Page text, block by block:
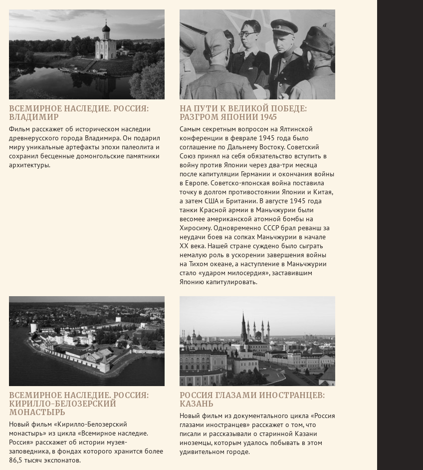
ВСЕМИРНОЕ НАСЛЕДИЕ. РОССИЯ:
ВЛАДИМИР
Фильм расскажет об историческом наследии
древнерусского города Владимира. Он подарил
миру уникальные артефакты эпохи палеолита и
сохранил бесценные домонгольские памятники
архитектуры.
НА ПУТИ К ВЕЛИКОЙ ПОБЕДЕ:
РАЗГРОМ ЯПОНИИ 1945
Самым секретным вопросом на Ялтинской
конференции в феврале 1945 года было
соглашение по Дальнему Востоку. Советский
Союз принял на себя обязательство вступить в
войну против Японии через два-три месяца
после капитуляции Германии и окончания войны
в Европе. Советско-японская война поставила
точку в долгом противостоянии Японии и Китая,
а затем США и Британии. В августе 1945 года
танки Красной армии в Маньчжурии были
весомее американской атомной бомбы на
Хиросиму. Одновременно СССР брал реванш за
неудачи боев на сопках Маньчжурии в начале
ХХ века. Нашей стране суждено было сыграть
немалую роль в ускорении завершения войны
на Тихом океане, а наступление в Маньчжурии
стало «ударом милосердия», заставившим
Японию капитулировать.
ВСЕМИРНОЕ НАСЛЕДИЕ. РОССИЯ:
КИРИЛЛО-БЕЛОЗЕРСКИЙ
МОНАСТЫРЬ
Новый фильм «Кирилло-Белозерский
монастырь» из цикла «Всемирное наследие.
Россия» расскажет об истории музея-
заповедника, в фондах которого хранится более
86,5 тысяч экспонатов.
РОССИЯ ГЛАЗАМИ ИНОСТРАНЦЕВ:
КАЗАНЬ
Новый фильм из документального цикла «Россия
глазами иностранцев» расскажет о том, что
писали и рассказывали о старинной Казани
иноземцы, которым удалось побывать в этом
удивительном городе.